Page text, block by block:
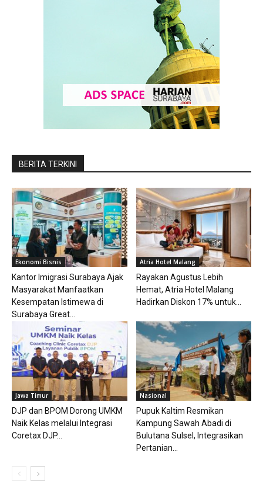
BERITA TERKINI
Ekonomi Bisnis
Kantor Imigrasi Surabaya Ajak
Masyarakat Manfaatkan
Kesempatan Istimewa di
Surabaya Great...
Atria Hotel Malang
Rayakan Agustus Lebih
Hemat, Atria Hotel Malang
Hadirkan Diskon 17% untuk...
Jawa Timur
DJP dan BPOM Dorong UMKM
Naik Kelas melalui Integrasi
Coretax DJP...
Nasional
Pupuk Kaltim Resmikan
Kampung Sawah Abadi di
Bulutana Sulsel, Integrasikan
Pertanian...